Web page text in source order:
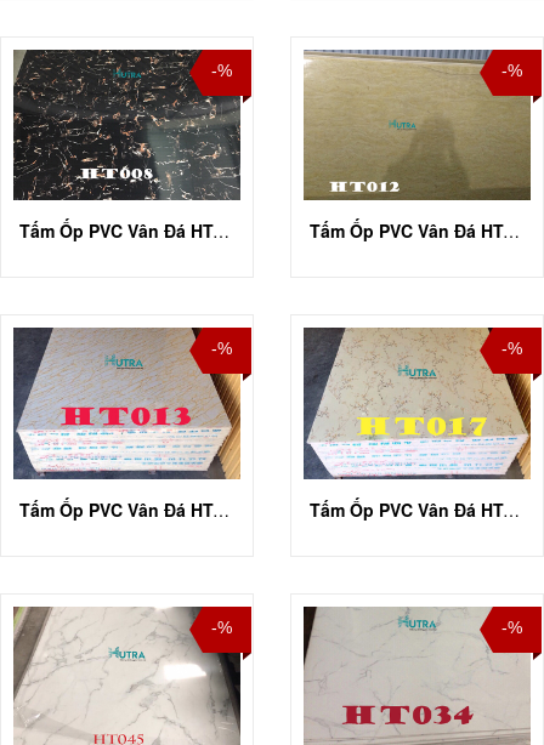
-%
Tấm Ốp PVC Vân Đá HT-A001
-%
Tấm Ốp PVC Vân Đá HT-A012
-%
Tấm Ốp PVC Vân Đá HT-A013
-%
Tấm Ốp PVC Vân Đá HT-A017
-% -%